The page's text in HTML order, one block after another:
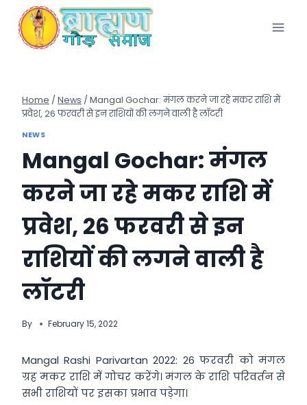
content
Home / News / Mangal Gochar: मंगल करने जा रहे मकर राशि में
प्रवेश, 26 फरवरी से इन राशियों की लगने वाली है लॉटरी
NEWS
Mangal Gochar: मंगल
करने जा रहे मकर राशि में
प्रवेश, 26 फरवरी से इन
राशियों की लगने वाली है
लॉटरी
By February 15, 2022
Mangal Rashi Parivartan 2022: 26 फरवरी को मंगल
ग्रह मकर राशि में गोचर करेंगे। मंगल के राशि परिवर्तन से
सभी राशियों पर इसका प्रभाव पड़ेगा।